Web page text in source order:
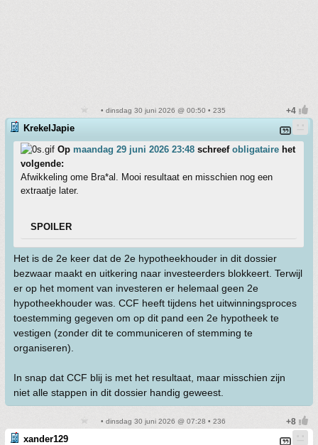
• dinsdag 30 juni 2026 @ 00:50 • 235
KrekelJapie
Op maandag 29 juni 2026 23:48 schreef obligataire het
volgende:
Afwikkeling ome Bra*al. Mooi resultaat en misschien nog een
extraatje later.
SPOILER
Het is de 2e keer dat de 2e hypotheekhouder in dit dossier
bezwaar maakt en uitkering naar investeerders blokkeert. Terwijl
er op het moment van investeren er helemaal geen 2e
hypotheekhouder was. CCF heeft tijdens het uitwinningsproces
toestemming gegeven om op dit pand een 2e hypotheek te
vestigen (zonder dit te communiceren of stemming te
organiseren).
In snap dat CCF blij is met het resultaat, maar misschien zijn
niet alle stappen in dit dossier handig geweest.
• dinsdag 30 juni 2026 @ 07:28 • 236
xander129